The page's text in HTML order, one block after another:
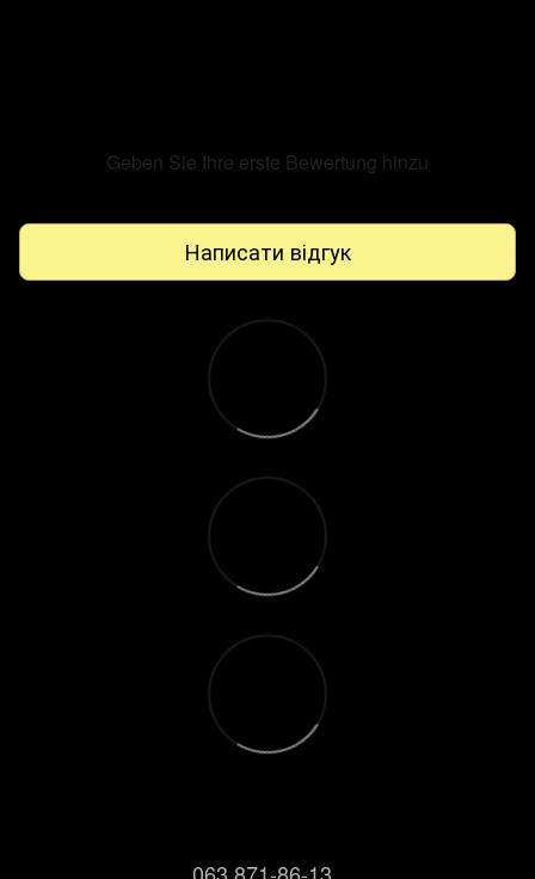
Geben Sie Ihre erste Bewertung hinzu
Написати відгук
063 871-86-13